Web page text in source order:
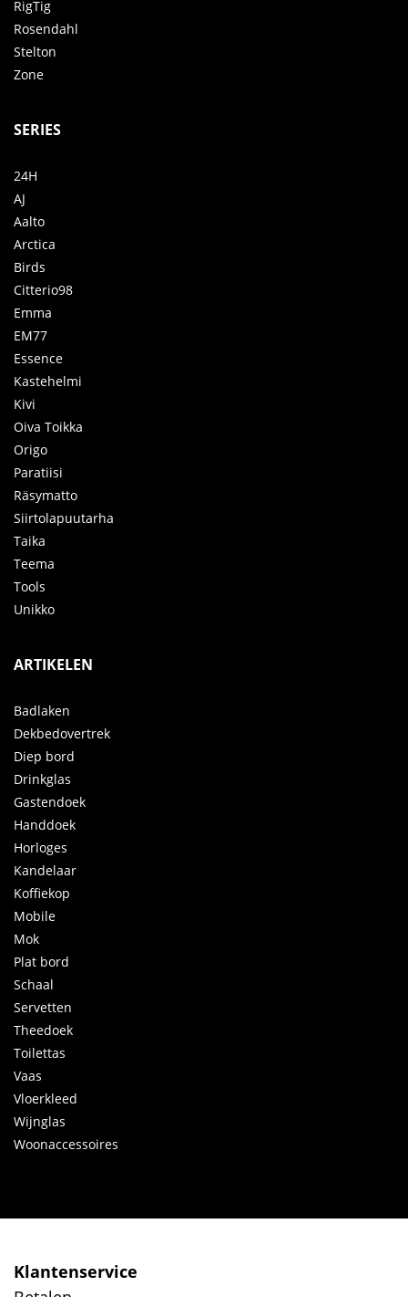
RigTig
Rosendahl
Stelton
Zone
SERIES
24H
AJ
Aalto
Arctica
Birds
Citterio98
Emma
EM77
Essence
Kastehelmi
Kivi
Oiva Toikka
Origo
Paratiisi
Räsymatto
Siirtolapuutarha
Taika
Teema
Tools
Unikko
ARTIKELEN
Badlaken
Dekbedovertrek
Diep bord
Drinkglas
Gastendoek
Handdoek
Horloges
Kandelaar
Koffiekop
Mobile
Mok
Plat bord
Schaal
Servetten
Theedoek
Toilettas
Vaas
Vloerkleed
Wijnglas
Woonaccessoires
Klantenservice